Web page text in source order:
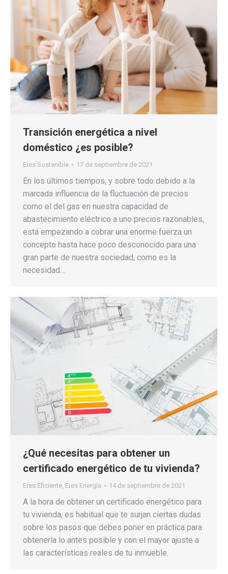
Transición energética a nivel
doméstico ¿es posible?
Eres Sostenible 17 de septiembre de 2021
En los últimos tiempos, y sobre todo debido a la
marcada influencia de la fluctuación de precios
como el del gas en nuestra capacidad de
abastecimiento eléctrico a uno precios razonables,
está empezando a cobrar una enorme fuerza un
concepto hasta hace poco desconocido para una
gran parte de nuestra sociedad, como es la
necesidad…
¿Qué necesitas para obtener un
certificado energético de tu vivienda?
Eres Eficiente, Eres Energía 14 de septiembre de 2021
A la hora de obtener un certificado energético para
tu vivienda, es habitual que te surjan ciertas dudas
sobre los pasos que debes poner en práctica para
obtenerla lo antes posible y con el mayor ajuste a
las características reales de tu inmueble.